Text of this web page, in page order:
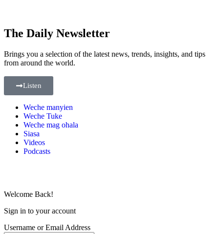
The Daily Newsletter
Brings you a selection of the latest news, trends, insights, and tips
from around the world.
Listen
Weche manyien
Weche Tuke
Weche mag ohala
Siasa
Videos
Podcasts
Welcome Back!
Sign in to your account
Username or Email Address